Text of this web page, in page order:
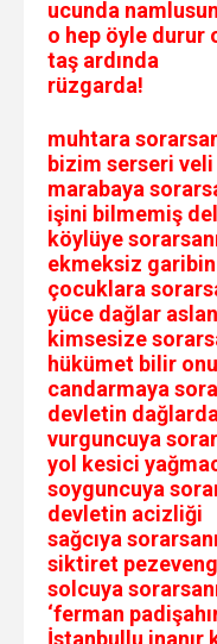
ucunda
o hep öyle durur
taş ardında
rüzgarda!
muhtara
bizim serseri veli
marabaya
işini bilmemiş
köylüye
ekmeksiz
çocuklara
yüce dağlar
kimsesize
hükümet bilir onu
candarmaya
devletin
vurguncuya
yol kesici
soyguncuya
devletin acizliği
sağcıya
siktiret
solcuya
‘ferman
İstanbullu inanır